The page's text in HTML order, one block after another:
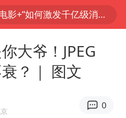
“电影+”如何激发千亿级消费新活力？
名创优品回应女子吐槽内裤质量差
大爷！JPEG
？｜ 图文
0